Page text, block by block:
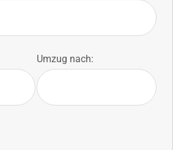
Umzug nach: